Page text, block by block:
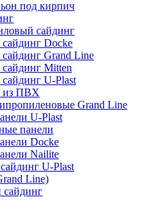
под кирпич
сайдинг
Docke
Grand Line
Mitten
U-Plast
из ПВХ
Grand Line
U-Plast
панели
Docke
Nailite
U-Plast
Line)